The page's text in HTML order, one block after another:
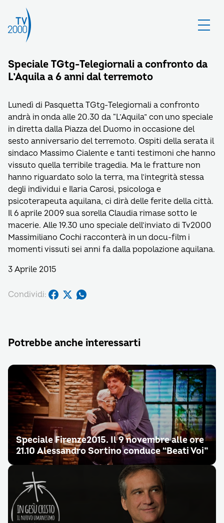
Speciale TGtg-Telegiornali a confronto da
L’Aquila a 6 anni dal terremoto
Lunedì di Pasquetta TGtg-Telegiornali a confronto
andrà in onda alle 20.30 da “L’Aquila” con uno speciale
in diretta dalla Piazza del Duomo in occasione del
sesto anniversario del terremoto. Ospiti della serata il
sindaco Massimo Cialente e tanti testimoni che hanno
vissuto quella terribile tragedia. Ma le fratture non
hanno riguardato solo la terra, ma l’integrità stessa
degli individui e Ilaria Carosi, psicologa e
psicoterapeuta aquilana, ci dirà delle ferite della città.
Il 6 aprile 2009 sua sorella Claudia rimase sotto le
macerie. Alle 19.30 uno speciale dell’inviato di Tv2000
Massimiliano Cochi racconterà in un docu-film i
momenti vissuti sei anni fa dalla popolazione aquilana.
3 Aprile 2015
Condividi:
Potrebbe anche interessarti
Speciale Firenze2015. Il 9 novembre alle ore
21.10 Alessandro Sortino conduce “Beati Voi”